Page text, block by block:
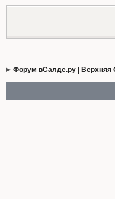
Форум вСалде.ру |